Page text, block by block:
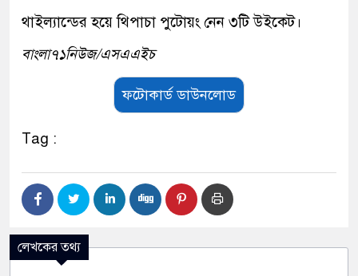
থাইল্যান্ডের হয়ে থিপাচা পুটোয়ং নেন ৩টি উইকেট।
বাংলা৭১নিউজ/এসএএইচ
ফটোকার্ড ডাউনলোড
Tag :
লেখকের তথ্য